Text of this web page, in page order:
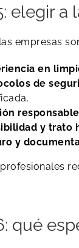
elegir a
empresas
en
de
y trato
y
qué